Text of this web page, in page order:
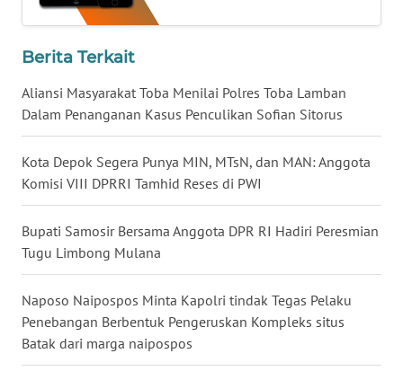
Berita Terkait
Aliansi Masyarakat Toba Menilai Polres Toba Lamban
Dalam Penanganan Kasus Penculikan Sofian Sitorus
Kota Depok Segera Punya MIN, MTsN, dan MAN: Anggota
Komisi VIII DPRRI Tamhid Reses di PWI
Bupati Samosir Bersama Anggota DPR RI Hadiri Peresmian
Tugu Limbong Mulana
Naposo Naipospos Minta Kapolri tindak Tegas Pelaku
Penebangan Berbentuk Pengeruskan Kompleks situs
Batak dari marga naipospos
BOGOR
WN
DEPOK
WN
TAPANULI
UTARA
WN
WN
PADANG